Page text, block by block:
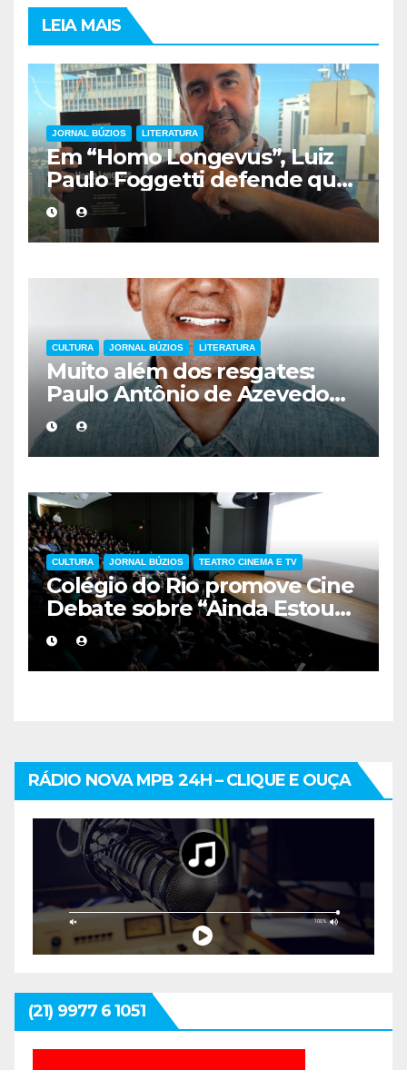
LEIA MAIS
JORNAL BÚZIOS LITERATURA
Em “Homo Longevus”, Luiz
Paulo Foggetti defende que
viver mais exigirá uma nova
forma de encarar a vida
CULTURA JORNAL BÚZIOS LITERATURA
Muito além dos resgates:
Paulo Antônio de Azevedo
eterniza a coragem, a
humanidade e a missão dos
guarda-vidas na literatura
CULTURA JORNAL BÚZIOS TEATRO CINEMA E TV
Colégio do Rio promove Cine
Debate sobre “Ainda Estou
Aqui”, obra cobrada no
vestibular da UERJ
RÁDIO NOVA MPB 24H – CLIQUE E OUÇA
(21) 9977 6 1051